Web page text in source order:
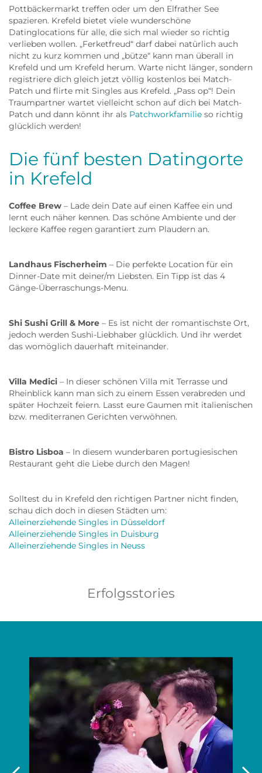
Pottbäckermarkt treffen oder um den Elfrather See
spazieren. Krefeld bietet viele wunderschöne
Datinglocations für alle, die sich mal wieder so richtig
verlieben wollen. „Ferketfreud“ darf dabei natürlich auch
nicht zu kurz kommen und „bütze“ kann man überall in
Krefeld und um Krefeld herum. Warte nicht länger, sondern
registriere dich gleich jetzt völlig kostenlos bei Match-
Patch und flirte mit Singles aus Krefeld. „Pass op“! Dein
Traumpartner wartet vielleicht schon auf dich bei Match-
Patch und dann könnt ihr als Patchworkfamilie so richtig
glücklich werden!
Die fünf besten Datingorte
in Krefeld
Coffee Brew – Lade dein Date auf einen Kaffee ein und
lernt euch näher kennen. Das schöne Ambiente und der
leckere Kaffee regen garantiert zum Plaudern an.
Landhaus Fischerheim – Die perfekte Location für ein
Dinner-Date mit deiner/m Liebsten. Ein Tipp ist das 4
Gänge-Überraschungs-Menu.
Shi Sushi Grill & More – Es ist nicht der romantischste Ort,
jedoch werden Sushi-Liebhaber glücklich. Und ihr werdet
das womöglich dauerhaft miteinander.
Villa Medici – In dieser schönen Villa mit Terrasse und
Rheinblick kann man sich zu einem Essen verabreden und
später Hochzeit feiern. Lasst eure Gaumen mit italienischen
bzw. mediterranen Gerichten verwöhnen.
Bistro Lisboa – In diesem wunderbaren portugiesischen
Restaurant geht die Liebe durch den Magen!
Solltest du in Krefeld den richtigen Partner nicht finden,
schau dich doch in diesen Städten um:
Alleinerziehende Singles in Düsseldorf
Alleinerziehende Singles in Duisburg
Alleinerziehende Singles in Neuss
Erfolgsstories